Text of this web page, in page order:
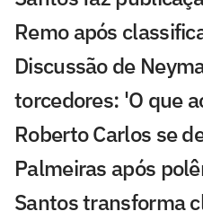
Remo após
Discussão de
torcedores: 'O que
Roberto Carlos se
Palmeiras após
Santos transforma